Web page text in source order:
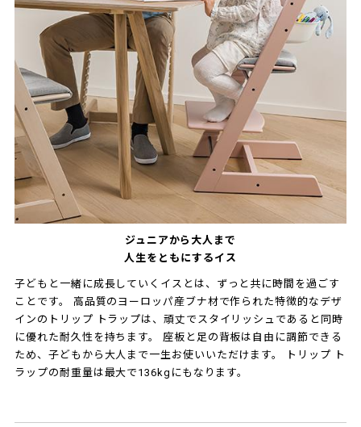
ジュニアから大人まで
人生をともにするイス
子どもと一緒に成長していくイスとは、ずっと共に時間を過ごす
ことです。 高品質のヨーロッパ産ブナ材で作られた特徴的なデザ
インのトリップ トラップは、頑丈でスタイリッシュであると同時
に優れた耐久性を持ちます。 座板と足の背板は自由に調節できる
ため、子どもから大人まで一生お使いいただけます。 トリップ ト
ラップの耐重量は最大で136kgにもなります。